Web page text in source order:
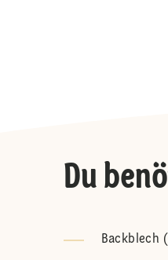
Du
Backblech